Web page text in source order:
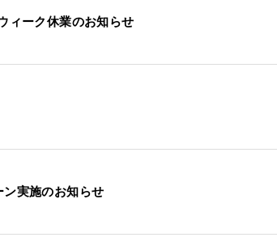
ィーク休業のお知らせ
ン実施のお知らせ